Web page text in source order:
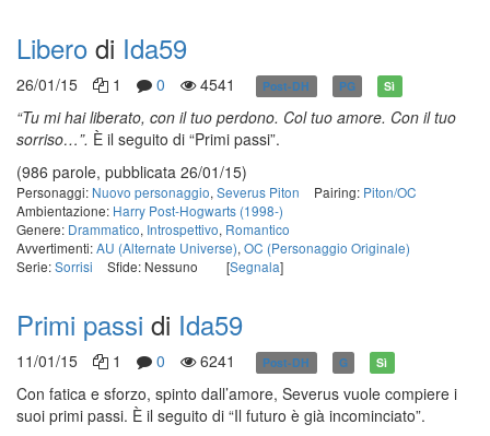
Libero di Ida59
26/01/15 1 0 4541 Post-DH PG Sì
“Tu mi hai liberato, con il tuo perdono. Col tuo amore. Con il tuo
sorriso…”. È il seguito di “Primi passi”.
(986 parole, pubblicata 26/01/15)
Personaggi: Nuovo personaggio, Severus Piton Pairing: Piton/OC
Ambientazione: Harry Post-Hogwarts (1998-)
Genere: Drammatico, Introspettivo, Romantico
Avvertimenti:AU (Alternate Universe), OC (Personaggio Originale)
Serie:Sorrisi Sfide: Nessuno [Segnala]
Primi passi di Ida59
11/01/15 1 0 6241 Post-DH G Sì
Con fatica e sforzo, spinto dall’amore, Severus vuole compiere i
suoi primi passi. È il seguito di “Il futuro è già incominciato”.